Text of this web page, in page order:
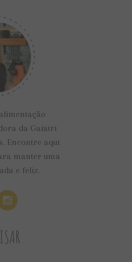
da Gaiatri
Encontre aqui
manter uma
e feliz.